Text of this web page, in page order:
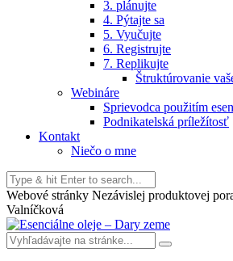
3. plánujte
4. Pýtajte sa
5. Vyučujte
6. Registrujte
7. Replikujte
Štruktúrovanie
Webináre
Sprievodca použitím
Podnikatelská príležítosť
Kontakt
Niečo o mne
Webové stránky Nezávislej produktovej
Valníčková